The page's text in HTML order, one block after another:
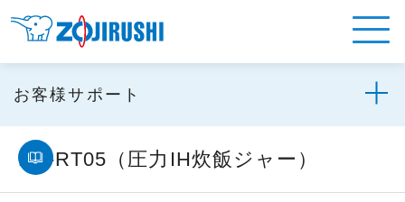
お客様サポート
NP-RT05（圧力IH炊飯ジャー）